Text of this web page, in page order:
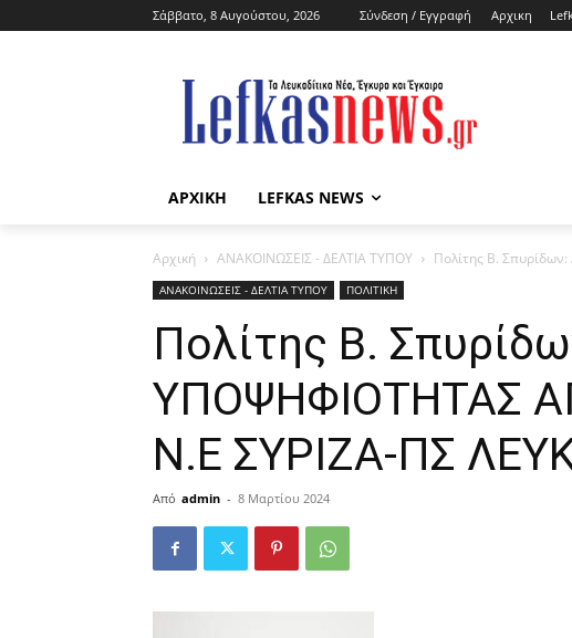
Σάββατο, 8 Αυγούστου, 2026 Σύνδεση / Εγγραφή Αρχικη
ΑΡΧΙΚΗ LEFKAS NEWS
Αρχική ΑΝΑΚΟΙΝΩΣΕΙΣ - ΔΕΛΤΙΑ ΤΥΠΟΥ Πολίτης Β.
ΑΝΑΚΟΙΝΩΣΕΙΣ - ΔΕΛΤΙΑ ΤΥΠΟΥ ΠΟΛΙΤΙΚΗ
Πολίτης Β.
ΥΠΟΨΗΦΙΟΤΗΤΑΣ
Ν.Ε ΣΥΡΙΖΑ-ΠΣ
Από admin - 8 Μαρτίου 2024